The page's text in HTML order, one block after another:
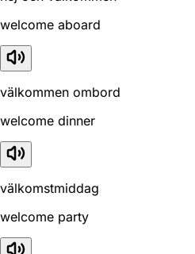
welcome aboard
välkommen ombord
welcome dinner
välkomstmiddag
welcome party